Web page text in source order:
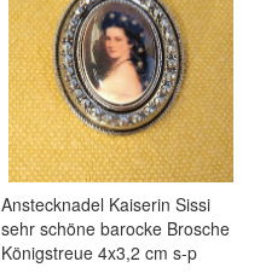
Anstecknadel Kaiserin Sissi
sehr schöne barocke Brosche
Königstreue 4x3,2 cm s-p